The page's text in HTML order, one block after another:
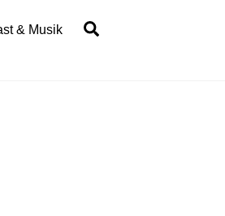
& Musik